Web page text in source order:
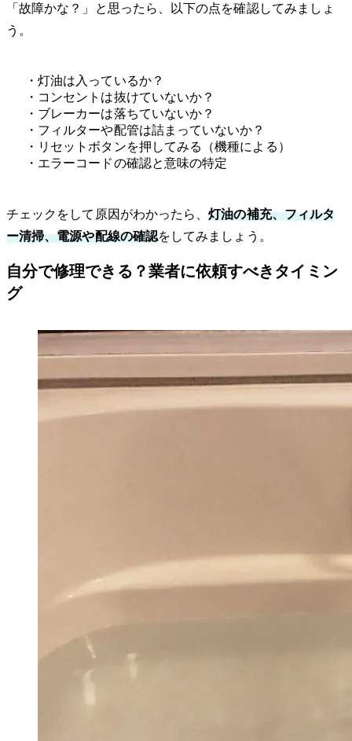
「故障かな？」と思ったら、以下の点を確認してみましょ
う。
・灯油は入っているか？
・コンセントは抜けていないか？
・ブレーカーは落ちていないか？
・フィルターや配管は詰まっていないか？
・リセットボタンを押してみる（機種による）
・エラーコードの確認と意味の特定
チェックをして原因がわかったら、灯油の補充、フィルタ
ー清掃、電源や配線の確認をしてみましょう。
自分で修理できる？業者に依頼すべきタイミン
グ